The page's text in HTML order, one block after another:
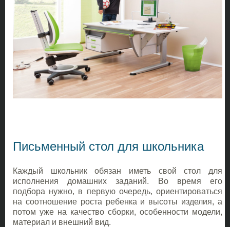
Письменный стол для школьника
Каждый школьник обязан иметь свой стол для
исполнения домашних заданий. Во время его
подбора нужно, в первую очередь, ориентироваться
на соотношение роста ребенка и высоты изделия, а
потом уже на качество сборки, особенности модели,
материал и внешний вид.